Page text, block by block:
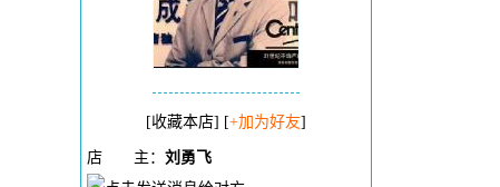
[收藏本店] [+加为好友]
店 主： 刘勇飞